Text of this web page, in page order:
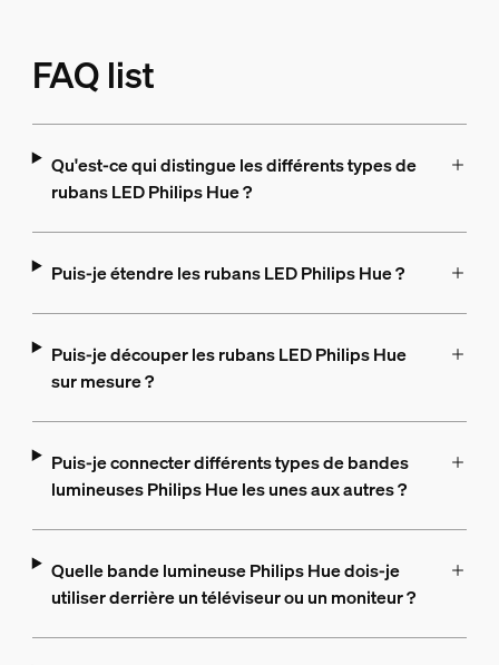
FAQ list
Qu'est-ce qui distingue les différents types de
rubans LED Philips Hue ?
Puis-je étendre les rubans LED Philips Hue ?
Puis-je découper les rubans LED Philips Hue
sur mesure ?
Puis-je connecter différents types de bandes
lumineuses Philips Hue les unes aux autres ?
Quelle bande lumineuse Philips Hue dois-je
utiliser derrière un téléviseur ou un moniteur ?